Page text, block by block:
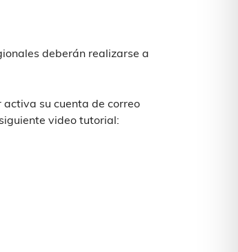
deberán realizarse a
su cuenta de correo
video tutorial: